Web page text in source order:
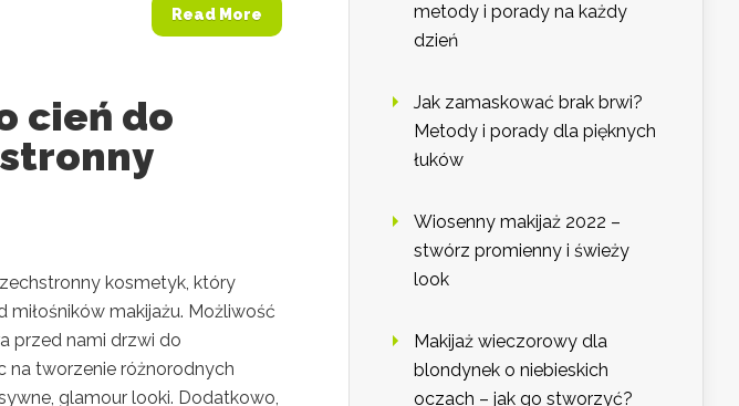
Read More
cień do
kosmetyk, który
makijażu. Możliwość
przed nami drzwi do
na tworzenie różnorodnych
glamour looki. Dodatkowo,
metody i porady na każdy
dzień
Jak zamaskować brak brwi?
Metody i porady dla pięknych
łuków
Wiosenny makijaż 2022 –
stwórz promienny i świeży
look
Makijaż wieczorowy dla
blondynek o niebieskich
oczach – jak go stworzyć?